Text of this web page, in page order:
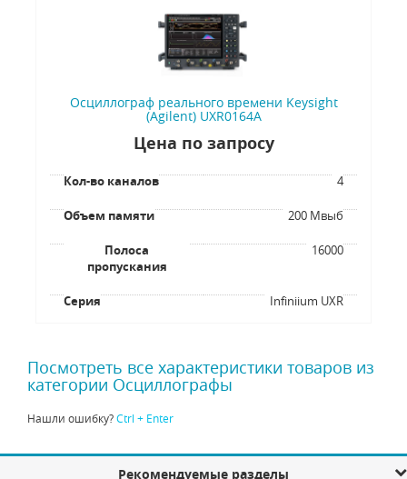
Осциллограф реального времени Keysight
(Agilent) UXR0164A
Цена по запросу
Кол-во каналов 4
Объем памяти 200 Мвыб
Полоса
пропускания
16000
Серия Infiniium UXR
Посмотреть все характеристики товаров из
категории Осциллографы
Нашли ошибку?Ctrl + Enter
Рекомендуемые разделы